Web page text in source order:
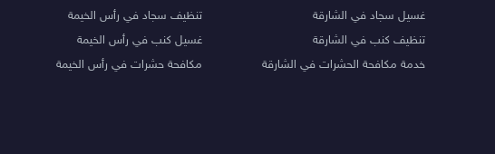
غسيل سجاد في الشارقة
تنظيف كنب في الشارقة
خدمة مكافحة الحشرات في الشارقة
تنظيف سجاد في رأس الخيمة
غسيل كنب في رأس الخيمة
مكافحة حشرات في رأس الخيمة